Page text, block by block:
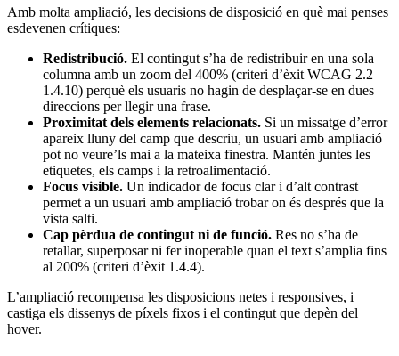
Amb molta ampliació, les decisions de disposició en què mai penses
esdevenen crítiques:
Redistribució. El contingut s’ha de redistribuir en una sola
columna amb un zoom del 400% (criteri d’èxit WCAG 2.2
1.4.10) perquè els usuaris no hagin de desplaçar-se en dues
direccions per llegir una frase.
Proximitat dels elements relacionats. Si un missatge d’error
apareix lluny del camp que descriu, un usuari amb ampliació
pot no veure’ls mai a la mateixa finestra. Mantén juntes les
etiquetes, els camps i la retroalimentació.
Focus visible. Un indicador de focus clar i d’alt contrast
permet a un usuari amb ampliació trobar on és després que la
vista salti.
Cap pèrdua de contingut ni de funció. Res no s’ha de
retallar, superposar ni fer inoperable quan el text s’amplia fins
al 200% (criteri d’èxit 1.4.4).
L’ampliació recompensa les disposicions netes i responsives, i
castiga els dissenys de píxels fixos i el contingut que depèn del
hover.